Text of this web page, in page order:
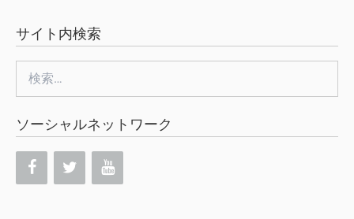
サイト内検索
索:
ソーシャルネットワーク